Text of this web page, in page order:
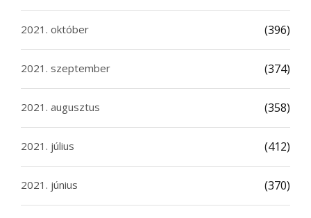
2021. október (396)
2021. szeptember (374)
2021. augusztus (358)
2021. július (412)
2021. június (370)